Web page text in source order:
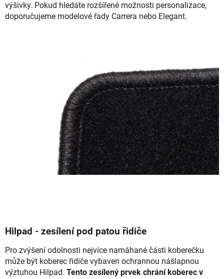
výšivky. Pokud hledáte rozšířené možnosti personalizace,
doporučujeme modelové řady Carrera nebo Elegant.
Hilpad - zesílení pod patou řidiče
Pro zvýšení odolnosti nejvíce namáhané části koberečku
může být koberec řidiče vybaven ochrannou nášlapnou
výztuhou Hilpad. Tento zesílený prvek chrání koberec v